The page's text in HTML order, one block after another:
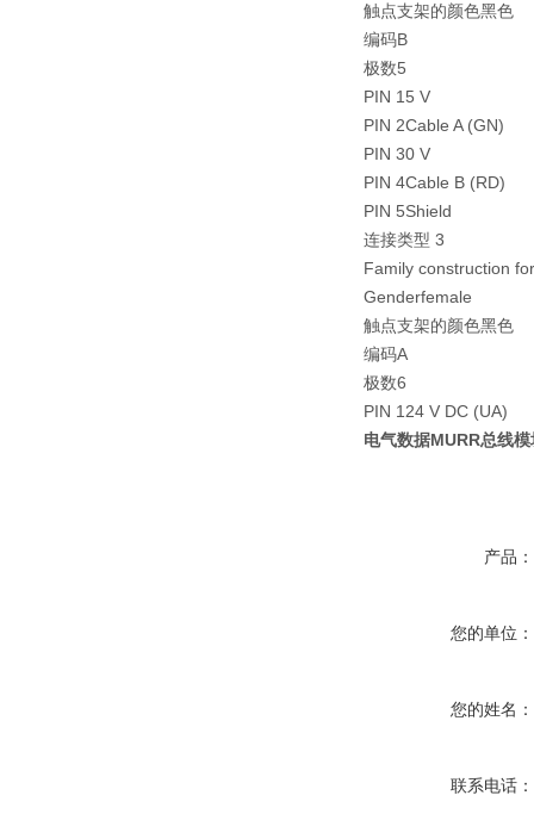
触点支架的颜色黑色
编码B
极数5
PIN 15 V
PIN 2Cable A (GN)
PIN 30 V
PIN 4Cable B (RD)
PIN 5Shield
连接类型 3
Family construction
Genderfemale
触点支架的颜色黑色
编码A
极数6
PIN 124 V DC (UA)
电气数据MURR总线
产品：
您的单位：
您的姓名：
联系电话：